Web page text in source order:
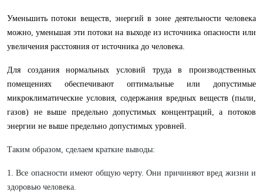
Уменьшить потоки веществ, энергий в зоне деятельности человека
можно, уменьшая эти потоки на выходе из источника опасности или
увеличения расстояния от источника до человека.
Для создания нормальных условий труда в производственных
помещениях обеспечивают оптимальные или допустимые
микроклиматические условия, содержания вредных веществ (пыли,
газов) не выше предельно допустимых концентраций, а потоков
энергии не выше предельно допустимых уровней.
Таким образом, сделаем краткие выводы:
1. Все опасности имеют общую черту. Они при­чиняют вред жизни и
здоровью человека.